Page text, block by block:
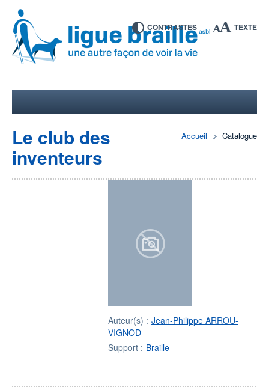
CONTRASTES TEXTE
Accueil Catalogue
Le club des
inventeurs
Auteur(s) : Jean-Philippe ARROU-
VIGNOD
Support : Braille